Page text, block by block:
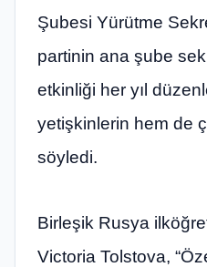
Şubesi Yürütme
partinin ana şube
etkinliği her yıl
yetişkinlerin hem de
söyledi.
Birleşik Rusya
Victoria Tolstova,